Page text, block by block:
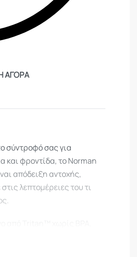
ΑΓΟΡΑ
σύντροφό σας για
και φροντίδα, το Norman
απόδειξη αντοχής,
λεπτομέρειες του τι
Το Tritan™ φημίζεται για